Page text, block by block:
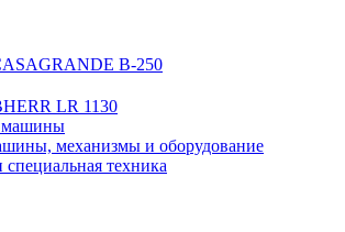
B-250
LR 1130
машины
механизмы и оборудование
техника